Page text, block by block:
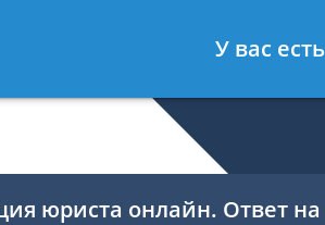
- Юрист по гражданскому
юриста онлайн. Ответ
У вас